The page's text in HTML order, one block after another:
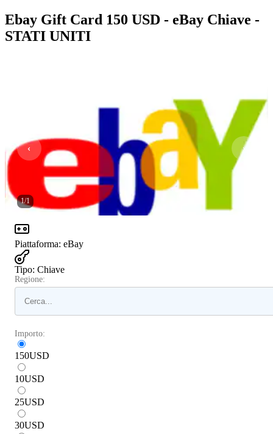
Ebay Gift Card 150 USD - eBay Chiave -
STATI UNITI
1/1
Piattaforma: eBay
Tipo: Chiave
Regione:
Importo:
150USD
10USD
25USD
30USD